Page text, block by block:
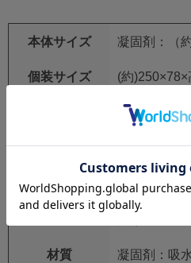
本体サイズ 凝固剤：（
個装サイズ
(約
(約)980g
日本
セット内容
凝固剤入り
材質
凝固剤：吸